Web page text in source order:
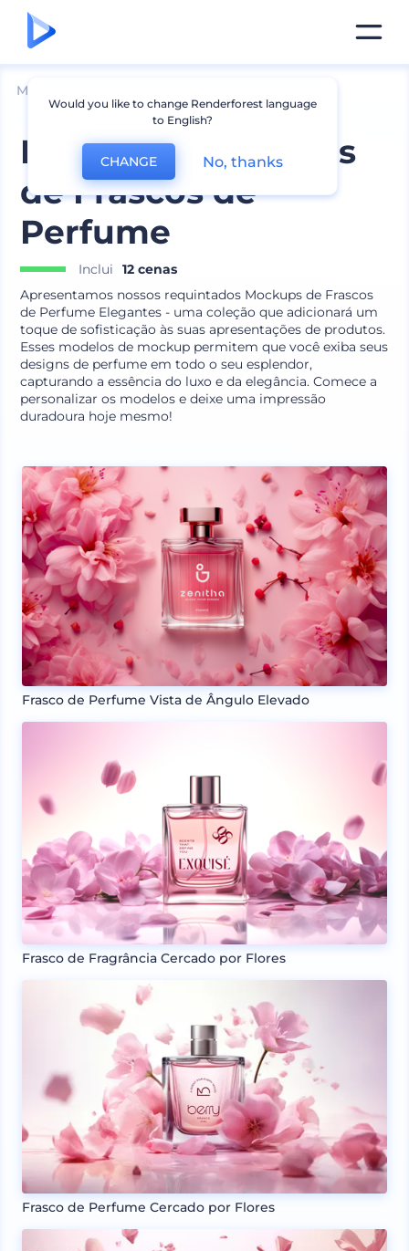
Mockups
Mockups Elegantes
de Frascos de
Perfume
Inclui
12 cenas
Apresentamos nossos requintados Mockups de Frascos
de Perfume Elegantes - uma coleção que adicionará um
toque de sofisticação às suas apresentações de produtos.
Esses modelos de mockup permitem que você exiba seus
designs de perfume em todo o seu esplendor,
capturando a essência do luxo e da elegância. Comece a
personalizar os modelos e deixe uma impressão
duradoura hoje mesmo!
Frasco de Perfume Vista de Ângulo Elevado
Frasco de Fragrância Cercado por Flores
Frasco de Perfume Cercado por Flores
Would you like to change Renderforest language
to English?
CHANGE No, thanks